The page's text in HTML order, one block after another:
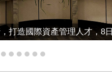
打造國際資產管理人才，8